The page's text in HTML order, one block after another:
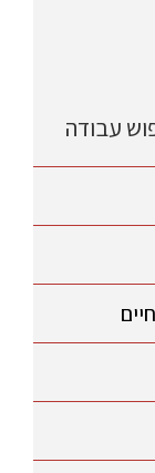
עבודה